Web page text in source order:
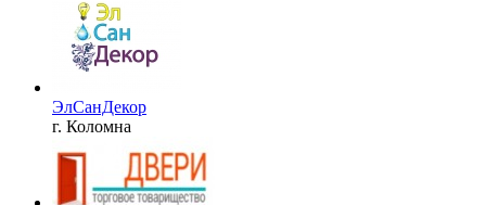
ЭлСанДекор
г. Коломна